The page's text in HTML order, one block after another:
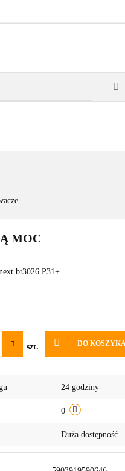
WSZYSTKIE TOWARY
MOC
bt3026 P31+
szt. DO
24 godziny
0
Duża dostępność